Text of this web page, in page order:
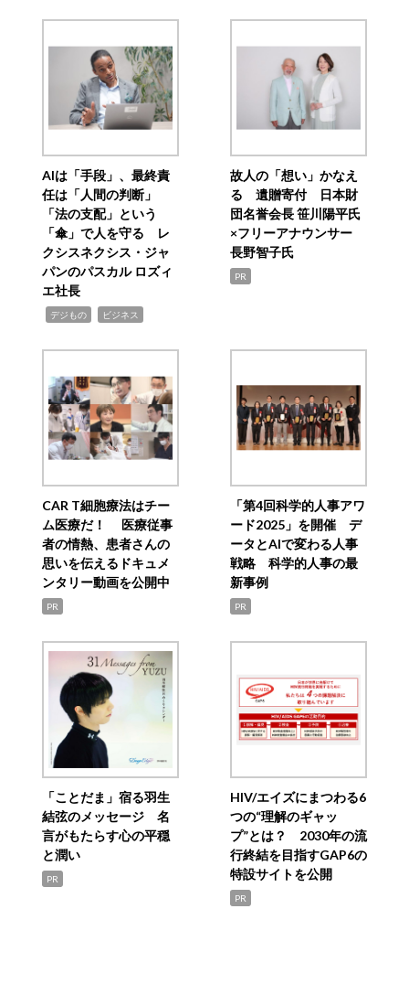
AIは「手段」、最終責
任は「人間の判断」
「法の支配」という
「傘」で人を守る レ
クシスネクシス・ジャ
パンのパスカル ロズィ
エ社長
デジもの ビジネス
故人の「想い」かなえ
る 遺贈寄付 日本財
団名誉会長 笹川陽平氏
×フリーアナウンサー
長野智子氏
PR
CAR T細胞療法はチー
ム医療だ！ 医療従事
者の情熱、患者さんの
思いを伝えるドキュメ
ンタリー動画を公開中
PR
「第4回科学的人事アワ
ード2025」を開催 デ
ータとAIで変わる人事
戦略 科学的人事の最
新事例
PR
「ことだま」宿る羽生
結弦のメッセージ 名
言がもたらす心の平穏
と潤い
PR
HIV/エイズにまつわる6
つの“理解のギャッ
プ”とは？ 2030年の流
行終結を目指すGAP6の
特設サイトを公開
PR